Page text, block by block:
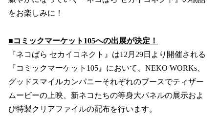
をお楽しみに！
■コミックマーケット105への出展が決定！
『ネコぱら セカイコネクト』は12月29日より開催される
『コミックマーケット105』において、NEKO WORKs、
グッドスマイルカンパニーそれぞれのブースでティザー
ムービーの上映、新ネコたちの等身大パネルの展示およ
び特製クリアファイルの配布を行います。